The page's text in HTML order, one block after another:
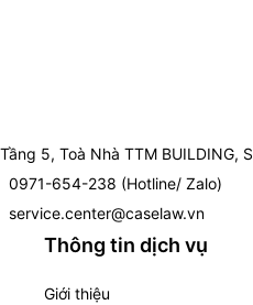
Tầng 5, Toà Nhà TTM BUILDING,
0971-654-238 (Hotline/ Zalo)
service.center@caselaw.vn
Thông tin dịch vụ
Giới thiệu